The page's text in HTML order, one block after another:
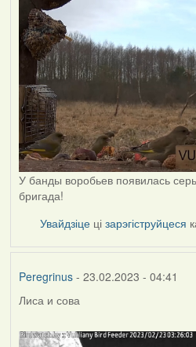
У банды воробьев появилась
бригада!
Увайдзіце цізарэгіструйцеся
Peregrinus- 23.02.2023 - 04:41
Лиса и сова